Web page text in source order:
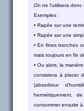
On ne l’utilisera
Exemples :
• Rapée sur une
• Rapée sur une
• En fines tranches
mais toujours en fin
• Ou alors, la
consistera à placer
(absorbeur
hermétiquement,
consommer ensuite à